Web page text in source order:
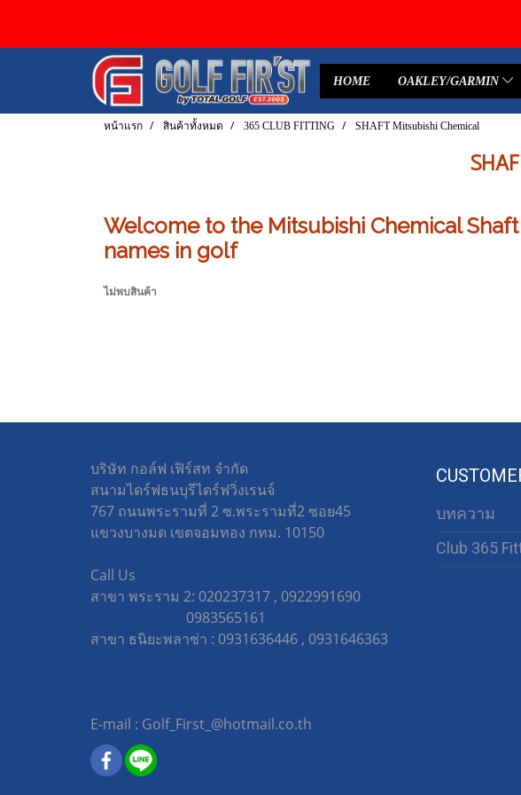
HOME OAKLEY/GARMIN
หน้าแรก สินค้าทั้งหมด 365 CLUB FITTING SHAFT Mitsubishi Chemical
Welcome to the Mitsubishi Chemical
names in golf
ไม่พบสินค้า
บริษัท กอล์ฟ เฟิร์สท จำกัด
สนามไดร์ฟธนบุรีไดร์ฟวิ่งเรนจ์
767 ถนนพระรามที่ 2 ซ.พระรามที่2 ซอย45
แขวงบางมด เขตจอมทอง กทม. 10150
Call Us
สาขา พระราม 2: 020237317 , 0922991690
0983565161
สาขา ธนิยะพลาซ่า : 0931636446 , 0931646363
E-mail : Golf_First_@hotmail.co.th
บทความ
Club 365